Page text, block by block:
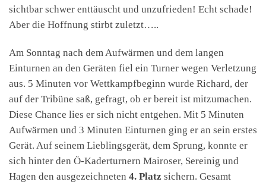
sichtbar schwer enttäuscht und unzufrieden! Echt schade!
Aber die Hoffnung stirbt zuletzt…..
Am Sonntag nach dem Aufwärmen und dem langen
Einturnen an den Geräten fiel ein Turner wegen Verletzung
aus. 5 Minuten vor Wettkampfbeginn wurde Richard, der
auf der Tribüne saß, gefragt, ob er bereit ist mitzumachen.
Diese Chance lies er sich nicht entgehen. Mit 5 Minuten
Aufwärmen und 3 Minuten Einturnen ging er an sein erstes
Gerät. Auf seinem Lieblingsgerät, dem Sprung, konnte er
sich hinter den Ö-Kaderturnern Mairoser, Sereinig und
Hagen den ausgezeichneten 4. Platz sichern. Gesamt